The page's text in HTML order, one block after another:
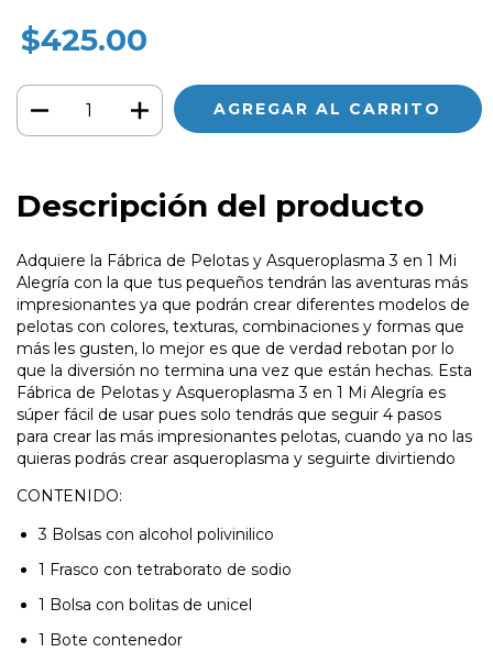
$425.00
Descripción del producto
Adquiere la Fábrica de Pelotas y Asqueroplasma 3 en 1 Mi
Alegría con la que tus pequeños tendrán las aventuras más
impresionantes ya que podrán crear diferentes modelos de
pelotas con colores, texturas, combinaciones y formas que
más les gusten, lo mejor es que de verdad rebotan por lo
que la diversión no termina una vez que están hechas. Esta
Fábrica de Pelotas y Asqueroplasma 3 en 1 Mi Alegría es
súper fácil de usar pues solo tendrás que seguir 4 pasos
para crear las más impresionantes pelotas, cuando ya no las
quieras podrás crear asqueroplasma y seguirte divirtiendo
CONTENIDO:
3 Bolsas con alcohol polivinilico
1 Frasco con tetraborato de sodio
1 Bolsa con bolitas de unicel
1 Bote contenedor